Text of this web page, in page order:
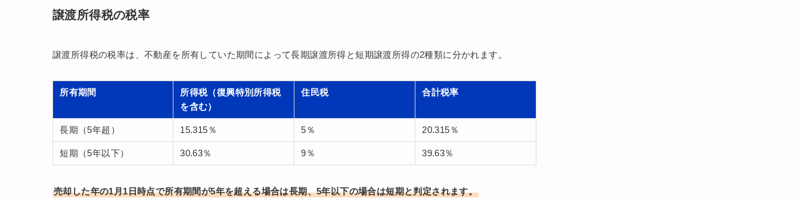
譲渡所得税の税率
譲渡所得税の税率は、不動産を所有していた期間によって長期譲渡所得と短期譲渡所得の2種類に分かれます。
所有期間
所得税（復興特別所得税
を含む）
住民税 合計税率
長期（5年超） 15.315％ 5％ 20.315％
短期（5年以下） 30.63％ 9％ 39.63％
売却した年の1月1日時点で所有期間が5年を超える場合は長期、5年以下の場合は短期と判定されます。